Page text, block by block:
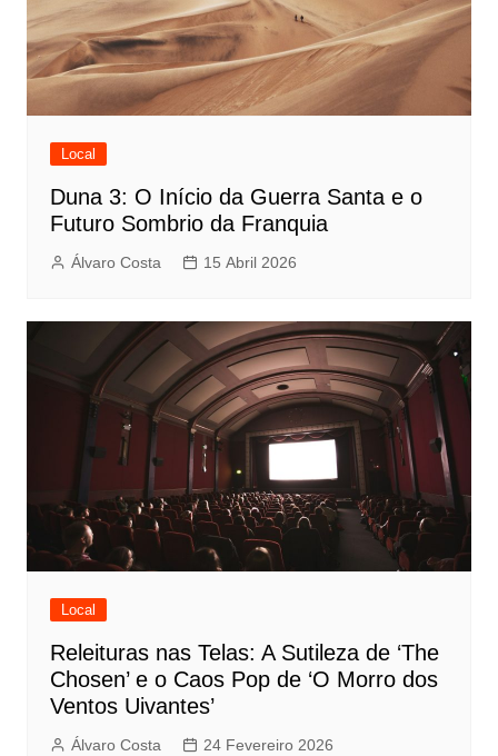
Local
Duna 3: O Início da Guerra Santa e o
Futuro Sombrio da Franquia
Álvaro Costa 15 Abril 2026
Local
Releituras nas Telas: A Sutileza de ‘The
Chosen’ e o Caos Pop de ‘O Morro dos
Ventos Uivantes’
Álvaro Costa 24 Fevereiro 2026